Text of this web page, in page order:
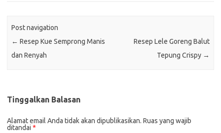
Post navigation
← Resep Kue Semprong Manis
dan Renyah
Resep Lele Goreng Balut
Tepung Crispy →
Tinggalkan Balasan
Alamat email Anda tidak akan dipublikasikan. Ruas yang wajib
ditandai *